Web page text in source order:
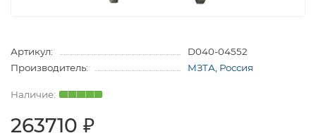
Артикул:
D040-04552
Производитель:
МЗТА, Россия
263710 ₽